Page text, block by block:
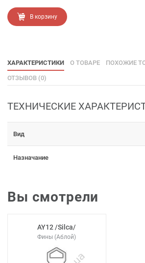
В корзину
ХАРАКТЕРИСТИКИ О ТОВАРЕ ПОХОЖИЕ
ОТЗЫВОВ (0)
ТЕХНИЧЕСКИЕ
Вид
Назначание
Вы смотрели
AY12 /Silca/
Фины (Аблой)